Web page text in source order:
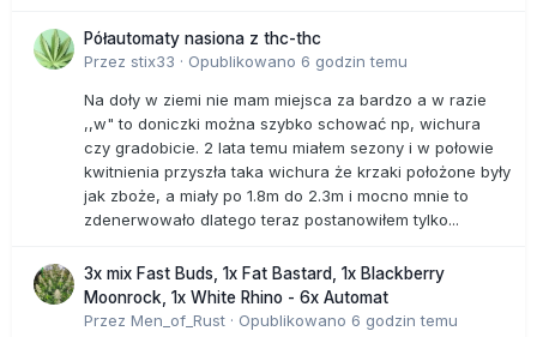
Półautomaty nasiona z thc-thc
Przez stix33 · Opublikowano 6 godzin temu
Na doły w ziemi nie mam miejsca za bardzo a w razie
,,w" to doniczki można szybko schować np, wichura
czy gradobicie. 2 lata temu miałem sezony i w połowie
kwitnienia przyszła taka wichura że krzaki położone były
jak zboże, a miały po 1.8m do 2.3m i mocno mnie to
zdenerwowało dlatego teraz postanowiłem tylko...
3x mix Fast Buds, 1x Fat Bastard, 1x Blackberry
Moonrock, 1x White Rhino - 6x Automat
Przez Men_of_Rust · Opublikowano 6 godzin temu